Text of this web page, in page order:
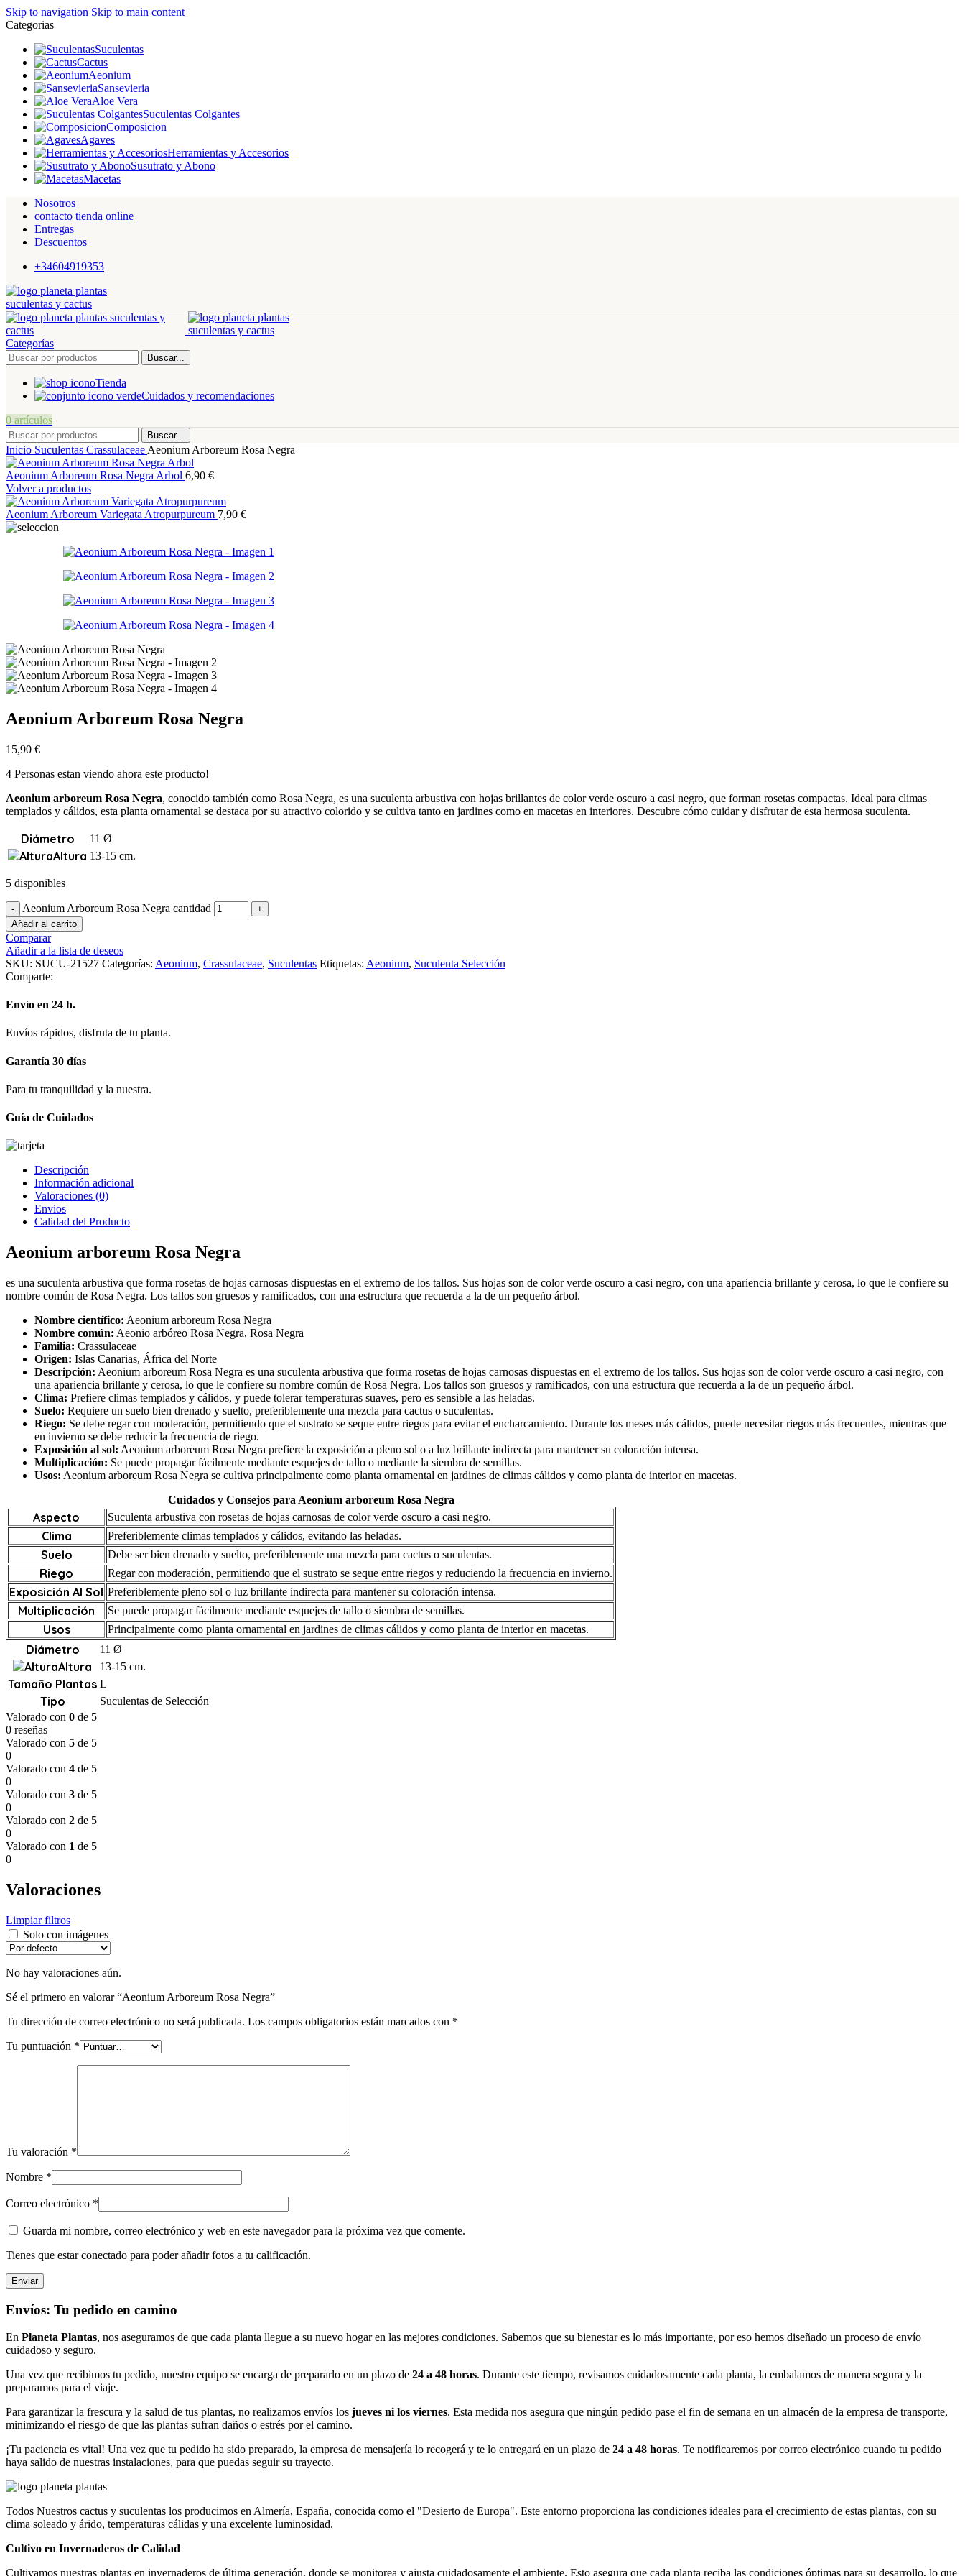
Skip to navigation Skip to main content
Categorias
Suculentas
Cactus
Aeonium
Sansevieria
Aloe Vera
Suculentas Colgantes
Composicion
Agaves
Herramientas y Accesorios
Susutrato y Abono
Macetas
Nosotros
contacto tienda online
Entregas
Descuentos
+34604919353
Categorías
Buscar...
Tienda
Cuidados y recomendaciones
0 artículos
Buscar...
Inicio Suculentas Crassulaceae Aeonium Arboreum Rosa Negra
Aeonium Arboreum Rosa Negra Arbol 6,90 €
Volver a productos
Aeonium Arboreum Variegata Atropurpureum 7,90 €
Aeonium Arboreum Rosa Negra
15,90 €
4 Personas estan viendo ahora este producto!
Aeonium arboreum Rosa Negra, conocido también como Rosa Negra, es una suculenta arbustiva con hojas brillantes de color verde oscuro a casi negro, que forman rosetas compactas. Ideal para climas
templados y cálidos, esta planta ornamental se destaca por su atractivo colorido y se cultiva tanto en jardines como en macetas en interiores. Descubre cómo cuidar y disfrutar de esta hermosa suculenta.
Diámetro 11 Ø
Altura 13-15 cm.
5 disponibles
Aeonium Arboreum Rosa Negra cantidad
Añadir al carrito
Comparar
Añadir a la lista de deseos
SKU: SUCU-21527 Categorías: Aeonium, Crassulaceae, Suculentas Etiquetas: Aeonium, Suculenta Selección
Comparte:
Envío en 24 h.
Envíos rápidos, disfruta de tu planta.
Garantía 30 días
Para tu tranquilidad y la nuestra.
Guía de Cuidados
Descripción
Información adicional
Valoraciones (0)
Envios
Calidad del Producto
Aeonium arboreum Rosa Negra
es una suculenta arbustiva que forma rosetas de hojas carnosas dispuestas en el extremo de los tallos. Sus hojas son de color verde oscuro a casi negro, con una apariencia brillante y cerosa, lo que le confiere su
nombre común de Rosa Negra. Los tallos son gruesos y ramificados, con una estructura que recuerda a la de un pequeño árbol.
Nombre científico: Aeonium arboreum Rosa Negra
Nombre común: Aeonio arbóreo Rosa Negra, Rosa Negra
Familia: Crassulaceae
Origen: Islas Canarias, África del Norte
Descripción: Aeonium arboreum Rosa Negra es una suculenta arbustiva que forma rosetas de hojas carnosas dispuestas en el extremo de los tallos. Sus hojas son de color verde oscuro a casi negro, con
una apariencia brillante y cerosa, lo que le confiere su nombre común de Rosa Negra. Los tallos son gruesos y ramificados, con una estructura que recuerda a la de un pequeño árbol.
Clima: Prefiere climas templados y cálidos, y puede tolerar temperaturas suaves, pero es sensible a las heladas.
Suelo: Requiere un suelo bien drenado y suelto, preferiblemente una mezcla para cactus o suculentas.
Riego: Se debe regar con moderación, permitiendo que el sustrato se seque entre riegos para evitar el encharcamiento. Durante los meses más cálidos, puede necesitar riegos más frecuentes, mientras que
en invierno se debe reducir la frecuencia de riego.
Exposición al sol: Aeonium arboreum Rosa Negra prefiere la exposición a pleno sol o a luz brillante indirecta para mantener su coloración intensa.
Multiplicación: Se puede propagar fácilmente mediante esquejes de tallo o mediante la siembra de semillas.
Usos: Aeonium arboreum Rosa Negra se cultiva principalmente como planta ornamental en jardines de climas cálidos y como planta de interior en macetas.
Cuidados y Consejos para Aeonium arboreum Rosa Negra
Aspecto Suculenta arbustiva con rosetas de hojas carnosas de color verde oscuro a casi negro.
Clima Preferiblemente climas templados y cálidos, evitando las heladas.
Suelo Debe ser bien drenado y suelto, preferiblemente una mezcla para cactus o suculentas.
Riego Regar con moderación, permitiendo que el sustrato se seque entre riegos y reduciendo la frecuencia en invierno.
Exposición Al Sol Preferiblemente pleno sol o luz brillante indirecta para mantener su coloración intensa.
Multiplicación Se puede propagar fácilmente mediante esquejes de tallo o siembra de semillas.
Usos Principalmente como planta ornamental en jardines de climas cálidos y como planta de interior en macetas.
Diámetro 11 Ø
Altura 13-15 cm.
Tamaño Plantas L
Tipo
Suculentas de Selección
Valorado con 0 de 5
0 reseñas
Valorado con 5 de 5
0
Valorado con 4 de 5
0
Valorado con 3 de 5
0
Valorado con 2 de 5
0
Valorado con 1 de 5
0
Valoraciones
Limpiar filtros
Solo con imágenes
No hay valoraciones aún.
Sé el primero en valorar “Aeonium Arboreum Rosa Negra”
Tu dirección de correo electrónico no será publicada. Los campos obligatorios están marcados con *
Tu puntuación *
Tu valoración *
Nombre *
Correo electrónico *
Guarda mi nombre, correo electrónico y web en este navegador para la próxima vez que comente.
Tienes que estar conectado para poder añadir fotos a tu calificación.
Envíos: Tu pedido en camino
En Planeta Plantas, nos aseguramos de que cada planta llegue a su nuevo hogar en las mejores condiciones. Sabemos que su bienestar es lo más importante, por eso hemos diseñado un proceso de envío
cuidadoso y seguro.
Una vez que recibimos tu pedido, nuestro equipo se encarga de prepararlo en un plazo de 24 a 48 horas. Durante este tiempo, revisamos cuidadosamente cada planta, la embalamos de manera segura y la
preparamos para el viaje.
Para garantizar la frescura y la salud de tus plantas, no realizamos envíos los jueves ni los viernes. Esta medida nos asegura que ningún pedido pase el fin de semana en un almacén de la empresa de transporte,
minimizando el riesgo de que las plantas sufran daños o estrés por el camino.
¡Tu paciencia es vital! Una vez que tu pedido ha sido preparado, la empresa de mensajería lo recogerá y te lo entregará en un plazo de 24 a 48 horas. Te notificaremos por correo electrónico cuando tu pedido
haya salido de nuestras instalaciones, para que puedas seguir su trayecto.
Todos Nuestros cactus y suculentas los producimos en Almería, España, conocida como el "Desierto de Europa". Este entorno proporciona las condiciones ideales para el crecimiento de estas plantas, con su
clima soleado y árido, temperaturas cálidas y una excelente luminosidad.
Cultivo en Invernaderos de Calidad
Cultivamos nuestras plantas en invernaderos de última generación, donde se monitorea y ajusta cuidadosamente el ambiente. Esto asegura que cada planta reciba las condiciones óptimas para su desarrollo, lo que